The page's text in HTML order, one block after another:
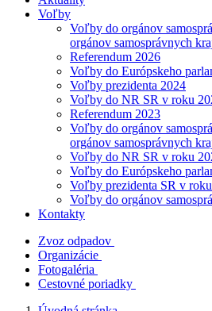
Voľby
Voľby do orgánov
orgánov samosprávnych
Referendum 2026
Voľby do Európskeho
Voľby prezidenta 2024
Voľby do NR SR v roku
Referendum 2023
Voľby do orgánov
orgánov samosprávnych
Voľby do NR SR v roku
Voľby do Európskeho
Voľby prezidenta SR v
Voľby do orgánov
Kontakty
Zvoz odpadov
Organizácie
Fotogaléria
Cestovné poriadky